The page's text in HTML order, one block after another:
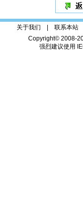
关于我们 | 联系本站
Copyright© 2008-
强烈建议使用